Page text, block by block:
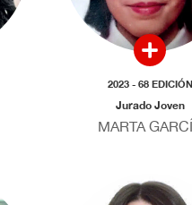
2023 - 68 EDICIÓN
Jurado Joven
MARTA